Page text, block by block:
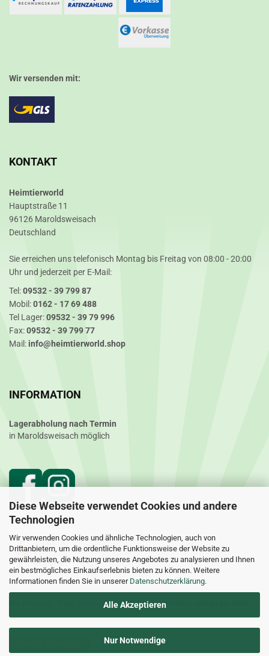
Diese Webseite verwendet Cookies und andere
Technologien
Wir verwenden Cookies und ähnliche Technologien, auch von
Drittanbietern, um die ordentliche Funktionsweise der Website zu
gewährleisten, die Nutzung unseres Angebotes zu analysieren und Ihnen
ein bestmögliches Einkaufserlebnis bieten zu können. Weitere
Informationen finden Sie in unserer Datenschutzerklärung.
Alle Akzeptieren
Nur Notwendige
Wir versenden mit:
KONTAKT
Heimtierworld
Hauptstraße 11
96126 Maroldsweisach
Deutschland
Sie erreichen uns telefonisch Montag bis Freitag von 08:00 - 20:00
Uhr und jederzeit per E-Mail:
Tel:09532 - 39 799 87
Mobil:0162 - 17 69 488
Tel Lager:09532 - 39 79 996
Fax:09532 - 39 799 77
Mail: info@heimtierworld.shop
INFORMATION
Lagerabholung nach Termin
in Maroldsweisach möglich
Alle Preise inkl. MwSt. Änderungen und Irrtümer vorbehalten. Abbildungen ähnlich.